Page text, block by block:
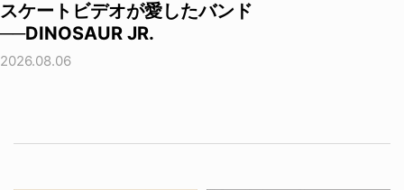
スケートビデオが愛したバンド
──DINOSAUR JR.
2026.08.06